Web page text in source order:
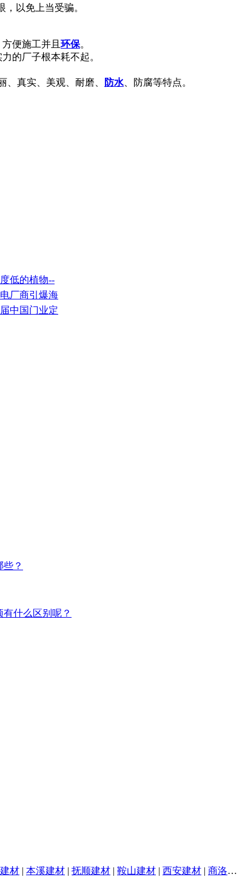
以免上当受骗。
便施工并且 环保。
的厂子根本耗不起。
真实、美观、耐磨、
防水 、防腐等特点。
低的植物--
厂商引爆海
中国门业定
材 | 本溪建材 | 抚顺建材 | 鞍山建材 | 西安建材 | 商洛建材